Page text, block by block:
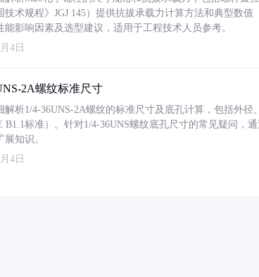
技术规程》JGJ 145）提供抗拔承载力计算方法和典型数
能影响因素及选型建议，适用于工程技术人员参考。
4日
2A螺纹标准尺寸
解析1/4-36UNS-2A螺纹的标准尺寸及底孔计算，包括外
B1.1标准）。针对1/4-36UNS螺纹底孔尺寸的常见疑问
知识。
4日